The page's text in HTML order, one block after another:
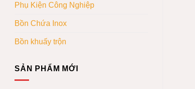
Phụ Kiện Công Nghiệp
Bồn Chứa Inox
Bồn khuấy trộn
SẢN PHẨM MỚI